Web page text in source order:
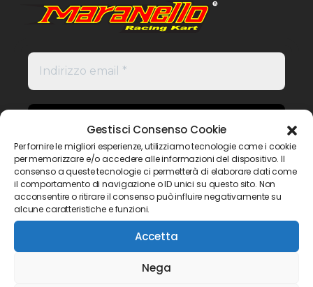
Gestisci Consenso Cookie
Per fornire le migliori esperienze, utilizziamo tecnologie come i cookie
per memorizzare e/o accedere alle informazioni del dispositivo. Il
consenso a queste tecnologie ci permetterà di elaborare dati come
il comportamento di navigazione o ID unici su questo sito. Non
acconsentire o ritirare il consenso può influire negativamente su
alcune caratteristiche e funzioni.
Accetta
Nega
Non inviamo spam! Leggi la nostra
Informativa sulla privacyper avere maggiori
informazioni.